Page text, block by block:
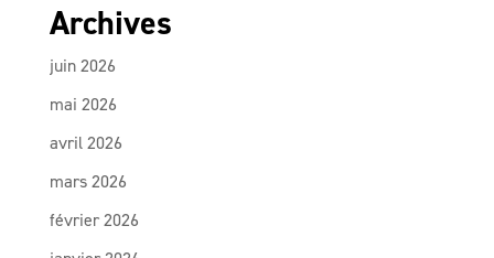
Archives
juin 2026
mai 2026
avril 2026
mars 2026
février 2026